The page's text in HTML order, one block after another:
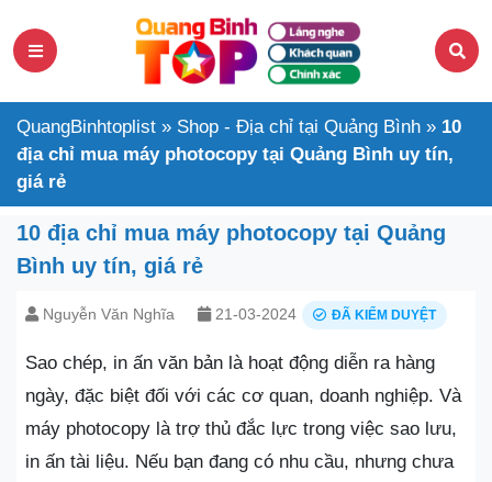
QuangBinhtoplist » Shop - Địa chỉ tại Quảng Bình » 10
địa chỉ mua máy photocopy tại Quảng Bình uy tín,
giá rẻ
10 địa chỉ mua máy photocopy tại Quảng
Bình uy tín, giá rẻ
Nguyễn Văn Nghĩa 21-03-2024 ĐÃ KIỂM DUYỆT
Sao chép, in ấn văn bản là hoạt động diễn ra hàng
ngày, đặc biệt đối với các cơ quan, doanh nghiệp. Và
máy photocopy là trợ thủ đắc lực trong việc sao lưu,
in ấn tài liệu. Nếu bạn đang có nhu cầu, nhưng chưa